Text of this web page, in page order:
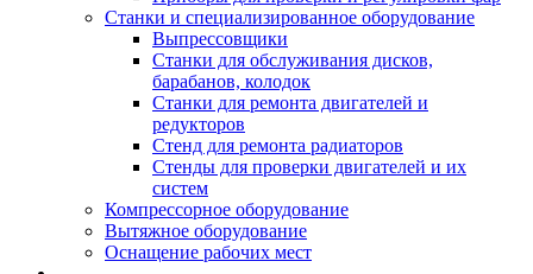
Станки и специализированное оборудование
Выпрессовщики
Станки для обслуживания дисков,
барабанов, колодок
Станки для ремонта двигателей и
редукторов
Стенд для ремонта радиаторов
Стенды для проверки двигателей и их
систем
Компрессорное оборудование
Вытяжное оборудование
Оснащение рабочих мест